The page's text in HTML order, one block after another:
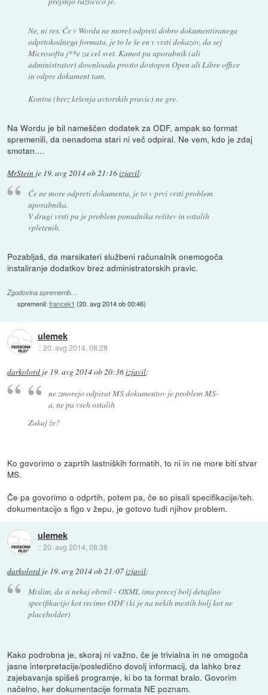
Ne, ni res. Če v Wordu ne moreš odpreti dobro dokumentiranega
odprtokodnega formata, je to le še en v vrsti dokazov, da sej
Microsoftu j**e za cel svet. Kamot pa uporabnik (ali
administrator) downloada prosto dostopen Open ali Libre office
in odpre dokument tam.
Kontra (brez kršenja avtorskih pravic) ne gre.
Na Wordu je bil nameščen dodatek za ODF, ampak so format
spremenili, da nenadoma stari ni več odpiral. Ne vem, kdo je zdaj
smotan....
MrStein je 19. avg 2014 ob 21:16izjavil:
Če ne more odpreti dokumenta, je to v prvi vrsti problem
uporabnika.
V drugi vrsti pa je problem ponudnika rešitev in ostalih
vpletenih.
Pozabljaš, da marsikateri službeni računalnik onemogoča
instaliranje dodatkov brez administratorskih pravic.
Zgodovina sprememb…
spremenil:francek1 (20. avg 2014 ob 00:46)
ulemek
::20. avg 2014, 08:28
darkolord je 19. avg 2014 ob 20:36izjavil:
ne zmorejo odpirat MS dokumentov je problem MS-
a, ne pa vseh ostalih
Zakaj že?
Ko govorimo o zaprtih lastniških formatih, to ni in ne more biti stvar
MS.
Če pa govorimo o odprtih, potem pa, če so pisali specifikacije/teh.
dokumentacijo s figo v žepu, je gotovo tudi njihov problem.
ulemek
::20. avg 2014, 08:38
darkolord je 19. avg 2014 ob 21:07izjavil:
Mislim, da si nekaj obrnil - OXML ima precej bolj detajlno
specifikacijo kot recimo ODF (ki je na nekih mestih bolj kot ne
placeholder)
Kako podrobna je, skoraj ni važno, če je trivialna in ne omogoča
jasne interpretacije/posledično dovolj informacij, da lahko brez
zajebavanja spišeš programje, ki bo ta format bralo. Govorim
načelno, ker dokumentacije formata NE poznam.